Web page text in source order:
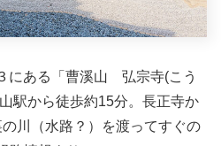
にある「曹溪山 弘宗寺(こう
駅から徒歩約15分。長正寺か
川（水路？）を渡ってすぐの